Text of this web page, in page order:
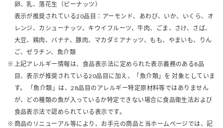
卵、乳、落花生（ピーナッツ）
表示が推奨されている20品目：アーモンド、あわび、いか、いくら、オ
レンジ、カシューナッツ、キウイフルーツ、牛肉、ごま、さけ、さば、
大豆、鶏肉、バナナ、豚肉、マカダミアナッツ、もも、やまいも、りん
ご、ゼラチン、魚介類
上記アレルギー情報は、食品表示法に定められた表示義務のある8品
目、表示が推奨されている20品目に加え、「魚介類」を 対象としていま
す。 「魚介類」は、28品目のアレルギー特定原材料等ではありません
が、どの種類の魚が入っているか特定できない場合に食品衛生法および
食品表示法で認められている表示です。
商品のリニューアル等により、お手元の商品と当ホームページでは、記